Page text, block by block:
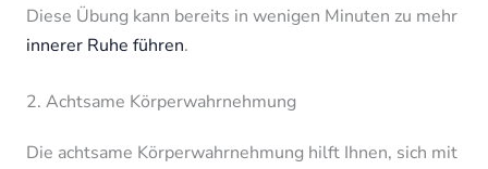
Diese Übung kann bereits in wenigen Minuten zu mehr
innerer Ruhe führen.
2. Achtsame Körperwahrnehmung
Die achtsame Körperwahrnehmung hilft Ihnen, sich mit